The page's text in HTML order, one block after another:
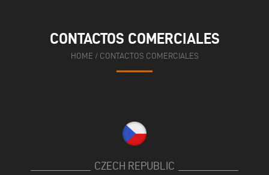
CONTACTOS COMERCIALES
HOME / CONTACTOS COMERCIALES
CZECH REPUBLIC